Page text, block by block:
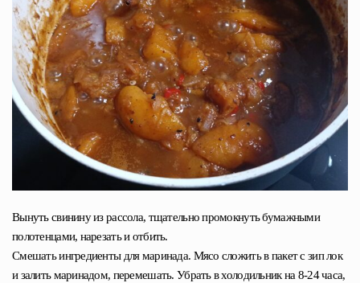
Вынуть свинину из рассола, тщательно промокнуть бумажными
полотенцами, нарезать и отбить.
Смешать ингредиенты для маринада. Мясо сложить в пакет с зип лок
и залить маринадом, перемешать. Убрать в холодильник на 8-24 часа,